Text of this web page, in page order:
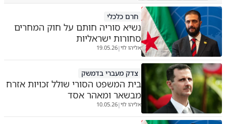
חרם כלכלי
נשיא סוריה חותם על חוק המחרים
סחורות ישראליות
אליהו לוי|
19.05.26
צדק מעברי בדמשק
בית המשפט הסורי שולל זכויות אזרח
מבשאר ומאהר אסד
אליהו לוי|
10.05.26